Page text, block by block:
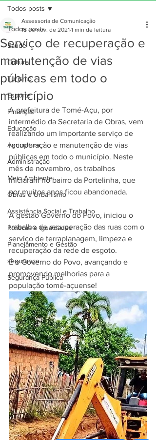
Todos posts
Saúde
Cultura
Turismo
Esporte
Finanças
Educação
Agricultura
Administração
Meio Ambiente
Obras e Urbanismo
Assistência Social e Trabalho
Políticas e Igualdades
Planejamento e Gestão
segurança
Segurança Pública
Todos posts
Serviço de recuperação e
manutenção de vias
públicas em todo o
município
Assessoria de Comunicação
18 de nov. de 2021 1 min de leitura
A prefeitura de Tomé-Açu, por
intermédio da Secretaria de Obras, vem
realizando um importante serviço de
recuperação e manutenção de vias
públicas em todo o município. Neste
mês de novembro, os trabalhos
iniciaram no bairro da Portelinha, que
por muitos anos ficou abandonada.
A gestão Governo do Povo, iniciou o
trabalho de recuperação das ruas com o
serviço de terraplanagem, limpeza e
recuperação da rede de esgoto.
É o Governo do Povo, avançando e
promovendo melhorias para a
população tomé-açuense!